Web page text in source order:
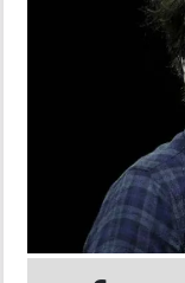
MULTIMEDIA